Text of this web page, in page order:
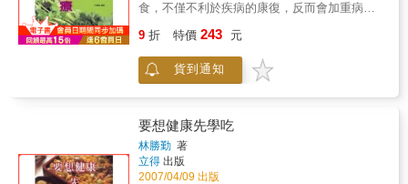
食，不僅不利於疾病的康復，反而會加重病
效的食療及食療驗方。患者可以根據自身的症
狀查找病症原因以及選取食療方法，許多疾病
可以得到預防、緩解，甚至治癒。即使是罹患
9 折 特價 243 元
貨到通知
要想健康先學吃
林勝勤 著
立得 出版
2007/04/09 出版